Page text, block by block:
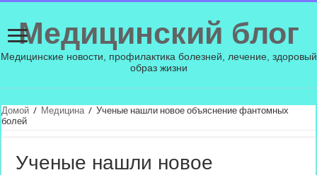
Медицинский блог
Медицинские новости, профилактика болезней, лечение, здоровый
образ жизни
Домой / Медицина / Ученые нашли новое объяснение фантомных
болей
Ученые нашли новое